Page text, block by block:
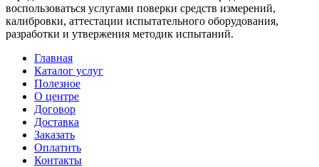
воспользоваться услугами поверки средств измерений,
калибровки, аттестации испытательного оборудования,
разработки и утвержения методик испытаний.
Главная
Каталог услуг
Полезное
О центре
Договор
Доставка
Заказать
Оплатить
Контакты